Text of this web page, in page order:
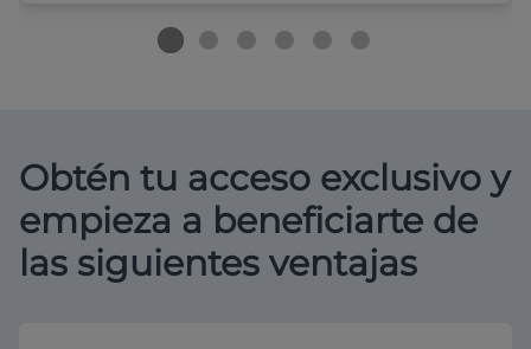
Obtén tu acceso exclusivo y
empieza a beneficiarte de
las siguientes ventajas